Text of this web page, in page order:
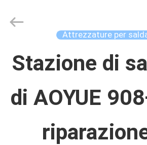
CASA
PRODOTTI
Online
Reserved.
Developed
Attrezzature per
Stazione di
di AOYUE